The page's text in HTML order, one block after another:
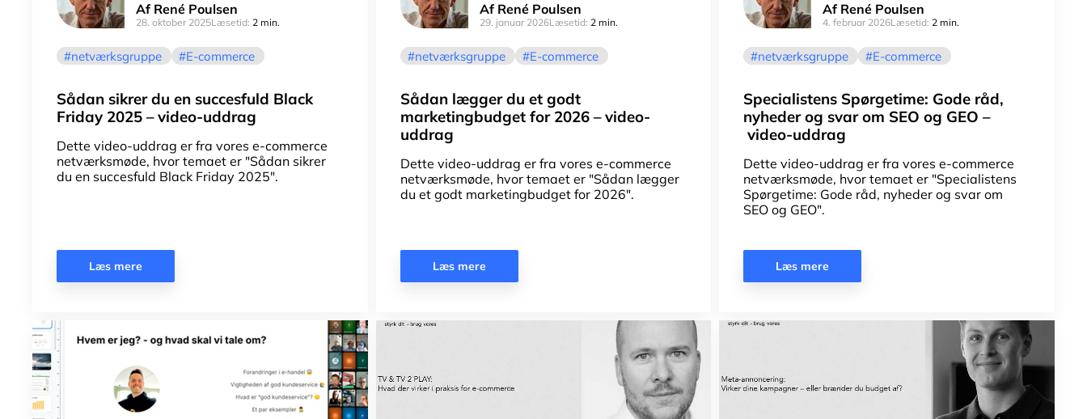
Af René Poulsen
28. oktober 2025Læsetid: 2 min.
netværksgruppe E-commerce
Sådan sikrer du en succesfuld Black
Friday 2025 – video-uddrag
Dette video-uddrag er fra vores e-commerce
netværksmøde, hvor temaet er "Sådan sikrer
du en succesfuld Black Friday 2025".
Læs mere
Af René Poulsen
29. januar 2026Læsetid: 2 min.
netværksgruppe E-commerce
Sådan lægger du et godt
marketingbudget for 2026 – video-
uddrag
Dette video-uddrag er fra vores e-commerce
netværksmøde, hvor temaet er "Sådan lægger
du et godt marketingbudget for 2026".
Læs mere
Af René Poulsen
4. februar 2026Læsetid:2 min.
netværksgruppe E-commerce
Specialistens Spørgetime: Gode råd,
nyheder og svar om SEO og GEO –
video-uddrag
Dette video-uddrag er fra vores e-commerce
netværksmøde, hvor temaet er "Specialistens
Spørgetime: Gode råd, nyheder og svar om
SEO og GEO".
Læs mere